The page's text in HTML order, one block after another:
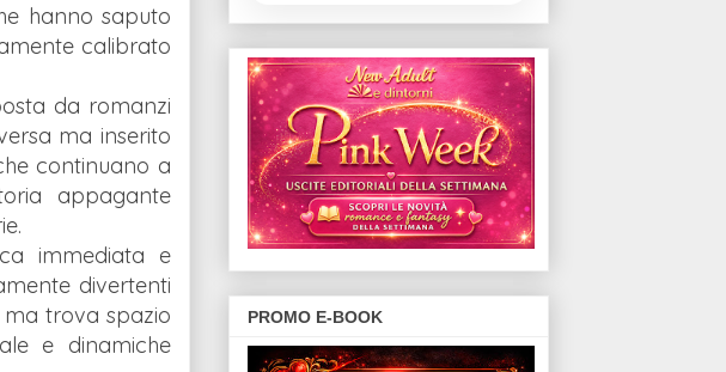
hanno saputo
calibrato
da romanzi
ma inserito
continuano a
appagante
immediata e
divertenti
trova spazio
e dinamiche
PROMO E-BOOK